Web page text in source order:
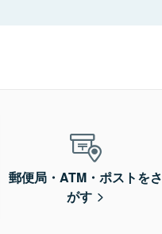
郵便局・ATM・ポストをさ
がす